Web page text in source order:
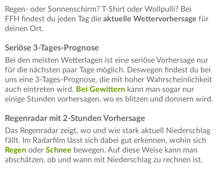
Regen- oder Sonnenschirm? T-Shirt oder Wollpulli? Bei
FFH findest du jeden Tag die aktuelle Wettervorhersage für
deinen Ort.
Seriöse 3-Tages-Prognose
Bei den meisten Wetterlagen ist eine seriöse Vorhersage nur
für die nächsten paar Tage möglich. Deswegen findest du bei
uns eine 3-Tages-Prognose, die mit hoher Wahrscheinlichkeit
auch eintreten wird. Bei Gewittern kann man sogar nur
einige Stunden vorhersagen, wo es blitzen und donnern wird.
Regenradar mit 2-Stunden Vorhersage
Das Regenradar zeigt, wo und wie stark aktuell Niederschlag
fällt. Im Radarfilm lässt sich dabei gut erkennen, wohin sich
Regen oder Schnee bewegen. Auf diese Weise kann man
abschätzen, ob und wann mit Niederschlag zu rechnen ist.